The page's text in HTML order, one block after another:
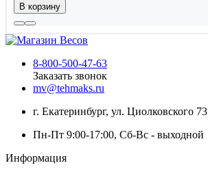
В корзину
8-800-500-47-63
Заказать звонок
mv@tehmaks.ru
г. Екатеринбург, ул. Циолковского 73
Пн-Пт 9:00-17:00, Сб-Вс - выходной
Информация